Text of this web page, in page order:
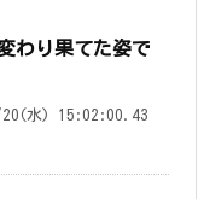
わり果てた姿で
水) 15:02:00.43